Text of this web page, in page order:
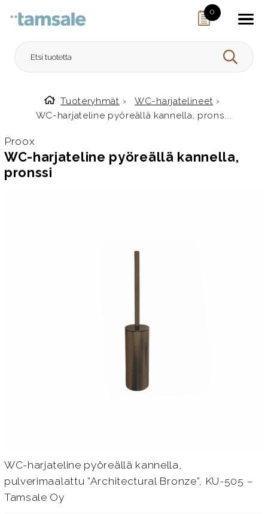
0
HAE
Etusivulle
Tuoteryhmät › WC-harjatelineet ›
WC-harjateline pyöreällä kannella, prons...
Proox
WC-harjateline pyöreällä kannella,
pronssi
WC-harjateline pyöreällä kannella,
pulverimaalattu ”Architectural Bronze”, KU-505 –
Tamsale Oy